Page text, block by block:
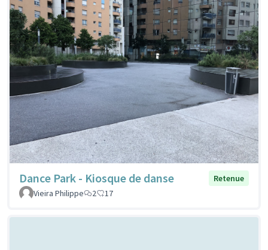
Dance Park - Kiosque de danse
Retenue
Vieira Philippe
2 17